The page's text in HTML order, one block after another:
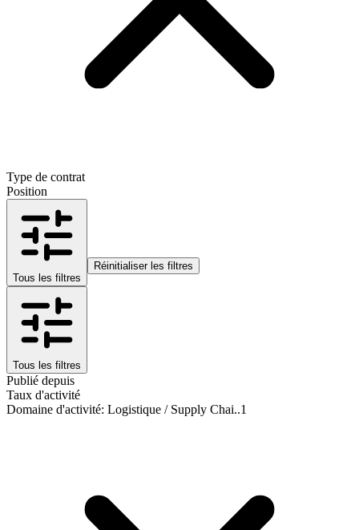
Type de contrat
Position
Tous les filtres
Réinitialiser les filtres
Tous les filtres
Publié depuis
Taux d'activité
Domaine d'activité: Logistique / Supply Chai..1